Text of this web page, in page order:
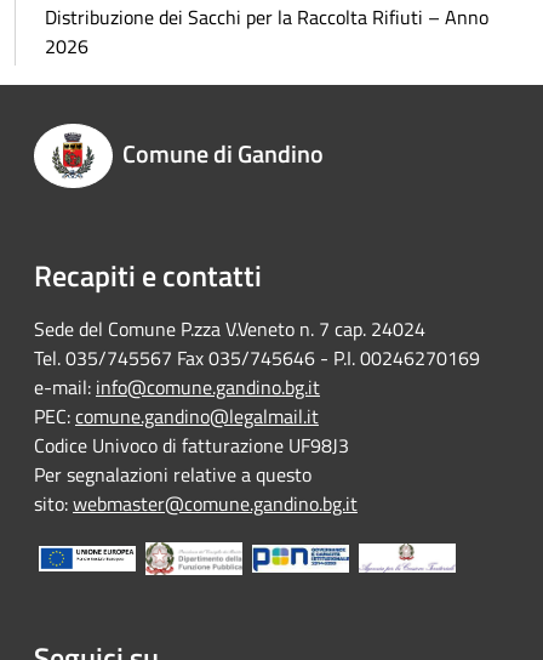
Distribuzione dei Sacchi per la Raccolta Rifiuti – Anno
2026
Comune di Gandino
Recapiti e contatti
Sede del Comune P.zza V.Veneto n. 7 cap. 24024
Tel. 035/745567 Fax 035/745646 - P.I. 00246270169
e-mail: info@comune.gandino.bg.it
PEC:comune.gandino@legalmail.it
Codice Univoco di fatturazione UF98J3
Per segnalazioni relative a questo
sito:webmaster@comune.gandino.bg.it